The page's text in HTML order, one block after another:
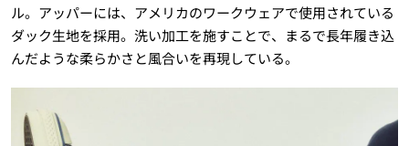
ル。アッパーには、アメリカのワークウェアで使用されている
ダック生地を採用。洗い加工を施すことで、まるで長年履き込
んだような柔らかさと風合いを再現している。